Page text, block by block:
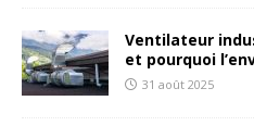
Ventilateur
et pourquoi
31 août 2025